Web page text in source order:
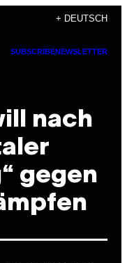
+ DEUTSCH
SUBSCRIBENEWSLETTER
nach
gegen